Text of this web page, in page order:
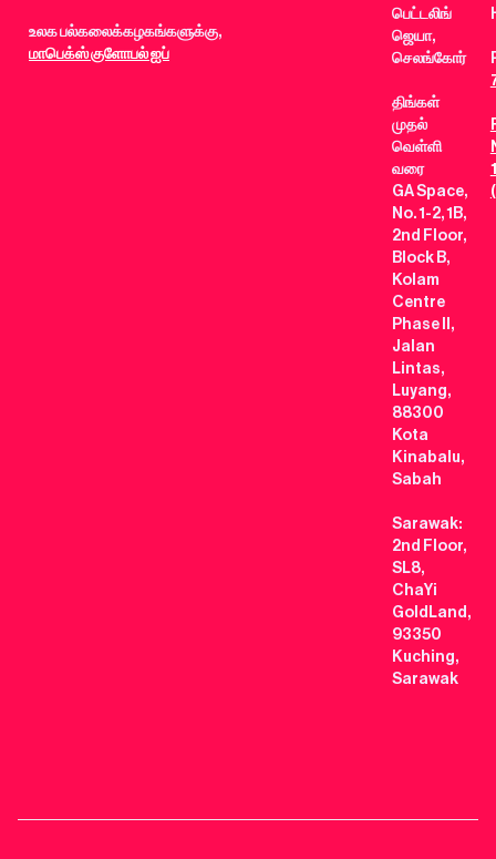
உலக பல்கலைக்கழகங்களுக்கு,
மாபெக்ஸ் குளோபல் ஐப்
பெட்டலிங்
ஜெயா,
செலங்கோர்
திங்கள்
முதல்
வெள்ளி
வரை
GA Space,
No. 1-2, 1B,
2nd Floor,
Block B,
Kolam
Centre
Phase II,
Jalan
Lintas,
Luyang,
88300
Kota
Kinabalu,
Sabah
Sarawak:
2nd Floor,
SL8,
ChaYi
GoldLand,
93350
Kuching,
Sarawak